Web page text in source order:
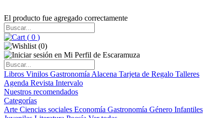
El producto fue agregado correctamente
( 0 )
(0)
Libros Vinilos Gastronomía Alacena Tarjeta de Regalo Talleres
Agenda Revista Intervalo
Nuestros recomendados
Categorías
Arte Ciencias sociales Economía Gastronomía Género Infantiles